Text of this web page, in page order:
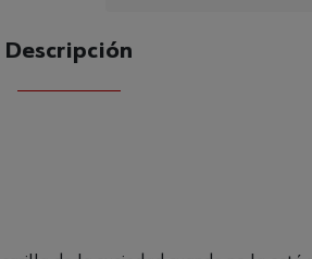
CANTIDAD
Descripción